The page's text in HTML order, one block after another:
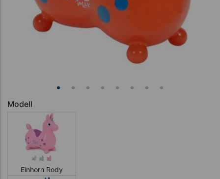
Modell
Einhorn Rody